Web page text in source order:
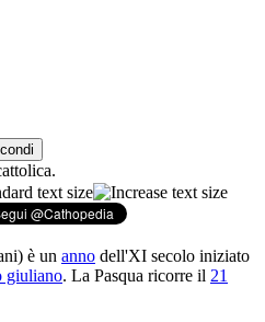
è un anno dell'XI secolo iniziato
giuliano. La Pasqua ricorre il 21